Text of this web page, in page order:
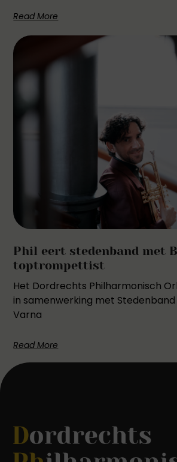
Read More
Phil eert stedenband met
toptrompettist
Het Dordrechts Philharmonisch
in samenwerking met
Varna
Read More